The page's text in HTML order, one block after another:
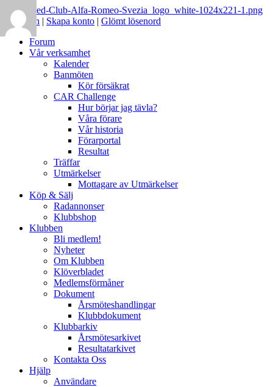
Logga in | Skapa konto | Glömt lösenord
Forum
Vår verksamhet
Kalender
Banmöten
Kör försäkrat
CAR Challenge
Hur börjar jag tävla?
Våra förare
Vår historia
Förarportal
Resultat
Träffar
Utmärkelser
Mottagare av Utmärkelser
Köp & Sälj
Radannonser
Klubbshop
Klubben
Bli medlem!
Nyheter
Om Klubben
Klöverbladet
Medlemsförmåner
Dokument
Årsmöteshandlingar
Klubbdokument
Klubbarkiv
Årsmötesarkivet
Resultatarkivet
Kontakta Oss
Hjälp
Användare